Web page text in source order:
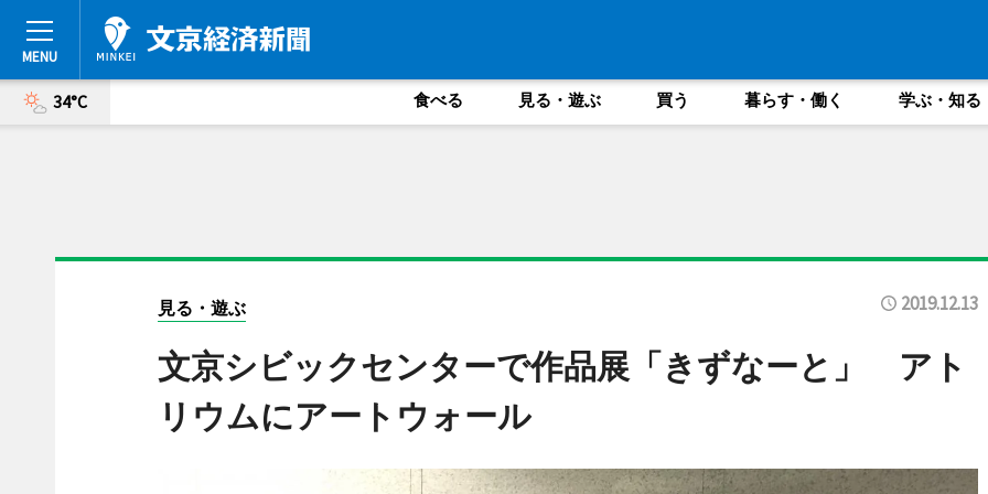
34°C 食べる 見る・遊ぶ 買う 暮らす・働く 学ぶ・知る
見る・遊ぶ 2019.12.13
文京シビックセンターで作品展「きずなーと」 アト
リウムにアートウォール